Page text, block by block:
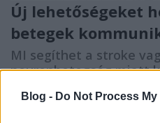
Blog - Do Not Process
Új lehetőségeket
betegek
MI segíthet a stroke
neuronbetegség miatt
emTV.hu 2023. május 03.